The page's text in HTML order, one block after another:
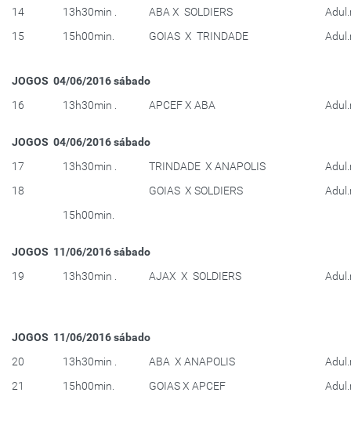
14
13h30min . ABA X SOLDIERS
15
15h00min. GOIAS X TRINDADE
JOGOS 04/06/2016 sábado
16
13h30min . APCEF X ABA
JOGOS 04/06/2016 sábado
17
13h30min . TRINDADE X ANAPOLIS
18
15h00min.
GOIAS X SOLDIERS
JOGOS 11/06/2016 sábado
19
13h30min . AJAX X SOLDIERS
JOGOS 11/06/2016 sábado
20
13h30min . ABA X ANAPOLIS
21
15h00min. GOIAS X APCEF